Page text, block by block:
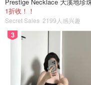
1折收！！
Secret Sales 2199人感兴趣
3